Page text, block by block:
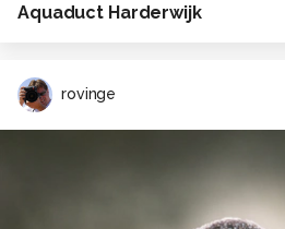
Aquaduct Harderwijk
rovinge